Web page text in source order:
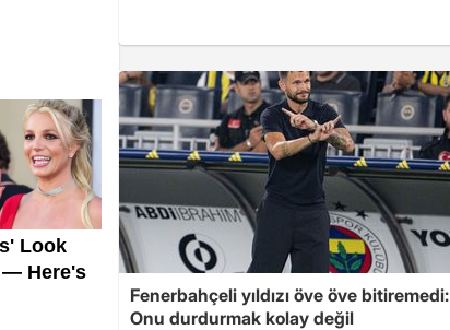
Fenerbahçeli yıldızı öve öve bitiremedi:
Onu durdurmak kolay değil